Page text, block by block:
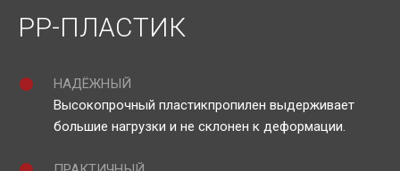
PP-ПЛАСТИК
НАДЁЖНЫЙ
Высокопрочный пластикпропилен выдерживает
большие нагрузки и не склонен к деформации.